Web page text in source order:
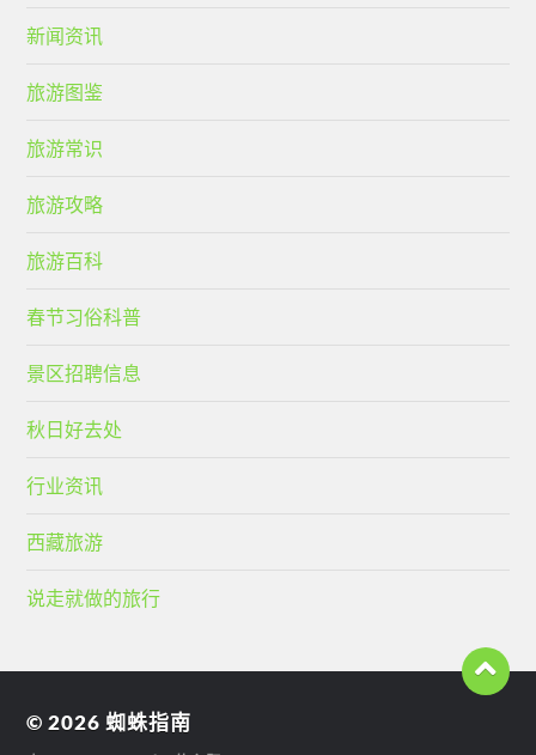
新闻资讯
旅游图鉴
旅游常识
旅游攻略
旅游百科
春节习俗科普
景区招聘信息
秋日好去处
行业资讯
西藏旅游
说走就做的旅行
© 2026蜘蛛指南